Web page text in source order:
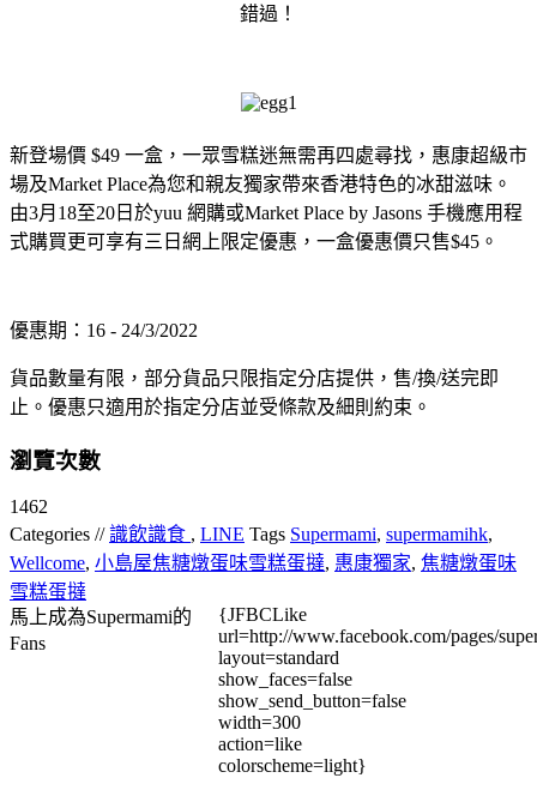
錯過！
新登場價 $49 一盒，一眾雪糕迷無需再四處尋找，惠康超級市
場及Market Place為您和親友獨家帶來香港特色的冰甜滋味。
由3月 18至20 日於yuu 網購或Market Place by Jasons 手機應用程
式購買更可享有三日網上限定優惠，一盒優惠價只售$45 。
優惠期：16 - 24/3/2022
貨品數量有限，部分貨品只限指定分店提供，售/換/送完即
止。優惠只適用於指定分店並受條款及細則約束。
瀏覽次數
1462
Categories //識飲識食 , LINE Tags Supermami, supermamihk,
Wellcome, 小島屋焦糖燉蛋味雪糕蛋撻, 惠康獨家, 焦糖燉蛋味
雪糕蛋撻
馬上成為Supermami的
Fans
{JFBCLike
url=http://www.facebook.com/pages/
layout=standard
show_faces=false
show_send_button=false
width=300
action=like
colorscheme=light}